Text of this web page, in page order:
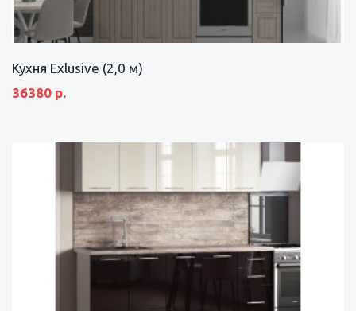
Кухня Exlusive (2,0 м)
36380 р.